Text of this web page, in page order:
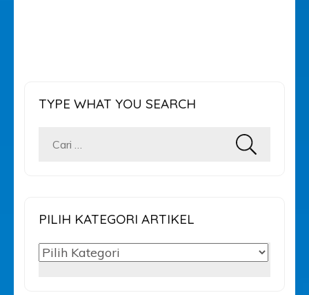
TYPE WHAT YOU SEARCH
Cari
PILIH KATEGORI ARTIKEL
PILIH